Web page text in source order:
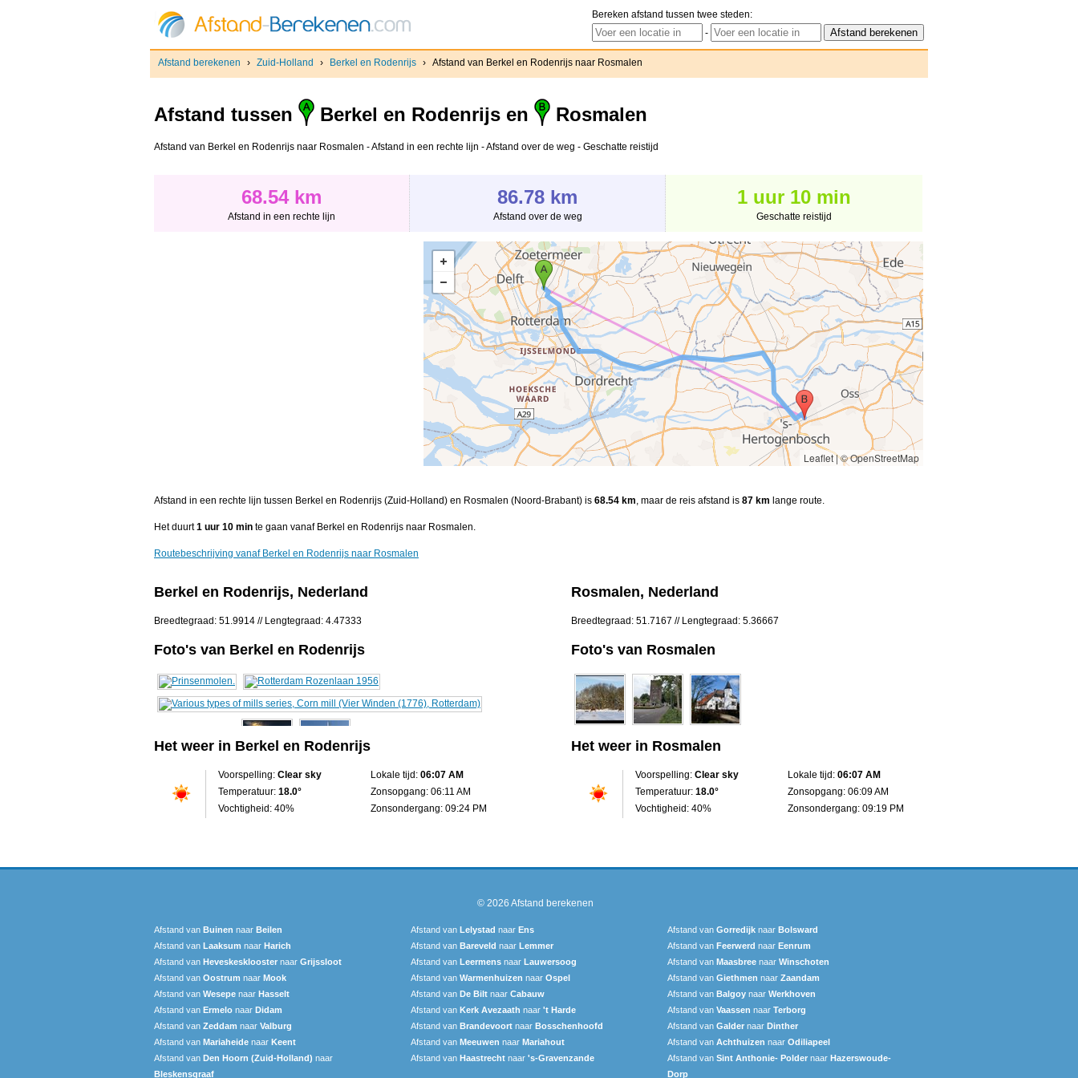
Bereken afstand tussen twee steden:
-
Afstand berekenen › Zuid-Holland › Berkel en Rodenrijs › Afstand van Berkel en Rodenrijs naar Rosmalen
Afstand tussen Berkel en Rodenrijs en Rosmalen
Afstand van Berkel en Rodenrijs naar Rosmalen - Afstand in een rechte lijn - Afstand over de weg - Geschatte reistijd
68.54 km
Afstand in een rechte lijn
86.78 km
Afstand over de weg
1 uur 10 min
Geschatte reistijd
Leaflet|© OpenStreetMap
Afstand in een rechte lijn tussen Berkel en Rodenrijs (Zuid-Holland) en Rosmalen (Noord-Brabant) is 68.54 km, maar de reis afstand is 87 km lange route.
Het duurt1 uur 10 min te gaan vanaf Berkel en Rodenrijs naar Rosmalen.
Routebeschrijving vanaf Berkel en Rodenrijs naar Rosmalen
Berkel en Rodenrijs, Nederland
Breedtegraad: 51.9914 // Lengtegraad: 4.47333
Foto's van Berkel en Rodenrijs
Het weer in Berkel en Rodenrijs
Voorspelling: Clear sky
Temperatuur: 18.0°
Vochtigheid: 40%
Lokale tijd: 06:07 AM
Zonsopgang: 06:11 AM
Zonsondergang: 09:24 PM
Rosmalen, Nederland
Breedtegraad: 51.7167 // Lengtegraad: 5.36667
Foto's van Rosmalen
Het weer in Rosmalen
Voorspelling: Clear sky
Temperatuur: 18.0°
Vochtigheid: 40%
Lokale tijd: 06:07 AM
Zonsopgang: 06:09 AM
Zonsondergang: 09:19 PM
© 2026 Afstand berekenen
Afstand van Buinen naar Beilen Afstand van Lelystad naar Ens Afstand van Gorredijk naar Bolsward‎
Afstand van Laaksum naar Harich Afstand van Bareveld naar Lemmer Afstand van Feerwerd naar Eenrum
Afstand van Heveskesklooster‎ naar Grijssloot Afstand van Leermens naar Lauwersoog Afstand van Maasbree naar Winschoten
Afstand van Oostrum naar Mook Afstand van Warmenhuizen naar Ospel Afstand van Giethmen naar Zaandam
Afstand van Wesepe naar Hasselt Afstand van De Bilt naar Cabauw Afstand van Balgoy naar Werkhoven
Afstand van Ermelo naar Didam Afstand van Kerk Avezaath naar 't Harde Afstand van Vaassen naar Terborg
Afstand van Zeddam naar Valburg Afstand van Brandevoort naar Bosschenhoofd Afstand van Galder naar Dinther
Afstand van Mariaheide naar Keent Afstand van Meeuwen naar Mariahout Afstand van Achthuizen naar Odiliapeel
Afstand van Den Hoorn (Zuid-Holland) naar
Bleskensgraaf
Afstand van Haastrecht naar 's-Gravenzande Afstand van Sint Anthonie- Polder naar Hazerswoude-
Dorp